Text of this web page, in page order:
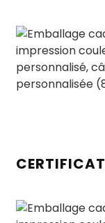
CERTIFICAT